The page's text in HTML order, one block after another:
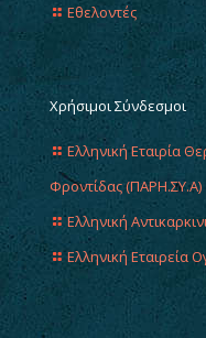
Εθελοντές
Χρήσιμοι Σύνδεσμοι
Ελληνική Εταιρία
Φροντίδας (ΠΑΡΗ.ΣΥ.Α)
Ελληνική
Ελληνική Εταιρεία